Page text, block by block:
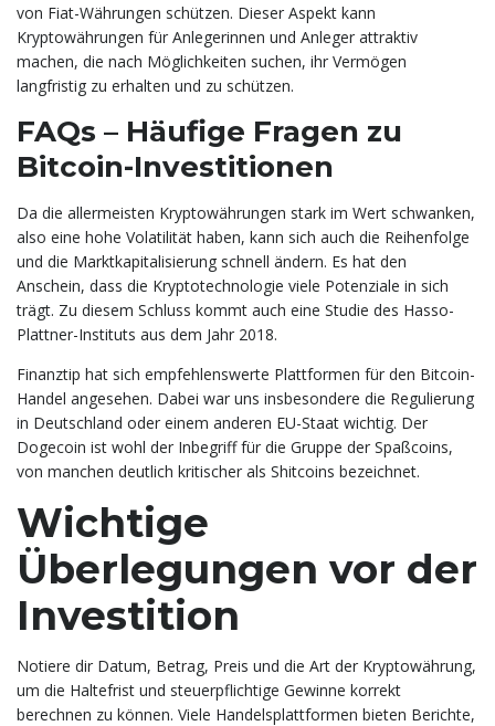
von Fiat-Währungen schützen. Dieser Aspekt kann
Kryptowährungen für Anlegerinnen und Anleger attraktiv
machen, die nach Möglichkeiten suchen, ihr Vermögen
langfristig zu erhalten und zu schützen.
FAQs – Häufige Fragen zu
Bitcoin-Investitionen
Da die allermeisten Kryptowährungen stark im Wert schwanken,
also eine hohe Volatilität haben, kann sich auch die Reihenfolge
und die Marktkapitalisierung schnell ändern. Es hat den
Anschein, dass die Kryptotechnologie viele Potenziale in sich
trägt. Zu diesem Schluss kommt auch eine Studie des Hasso-
Plattner-Instituts aus dem Jahr 2018.
Finanztip hat sich empfehlenswerte Plattformen für den Bitcoin-
Handel angesehen. Dabei war uns insbesondere die Regulierung
in Deutschland oder einem anderen EU-Staat wichtig. Der
Dogecoin ist wohl der Inbegriff für die Gruppe der Spaßcoins,
von manchen deutlich kritischer als Shitcoins bezeichnet.
Wichtige
Überlegungen vor der
Investition
Notiere dir Datum, Betrag, Preis und die Art der Kryptowährung,
um die Haltefrist und steuerpflichtige Gewinne korrekt
berechnen zu können. Viele Handelsplattformen bieten Berichte,